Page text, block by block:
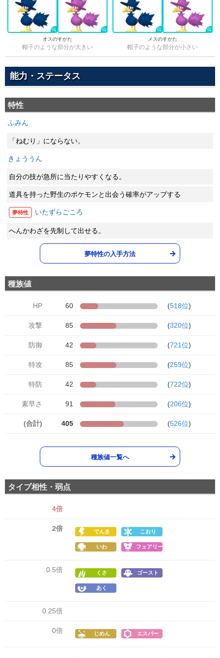
オスのすがた
帽子のような部分が大きい
メスのすがた
帽子のような部分が小さい
能力・ステータス
特性
ふみん
「ねむり」にならない。
きょううん
自分の技が急所に当たりやすくなる。
道具を持った野生のポケモンと出会う確率がアップする
夢特性 いたずらごころ
へんかわざを先制して出せる。
夢特性の入手方法
種族値
HP 60 (518位)
攻撃 85 (320位)
防御 42 (721位)
特攻 85 (259位)
特防 42 (722位)
素早さ 91 (206位)
(合計) 405 (526位)
種族値一覧へ
タイプ相性・弱点
4倍
2倍 でんき こおり
いわ フェアリー
0.5倍 くさ ゴースト
あく
0.25倍
0倍 じめん エスパー